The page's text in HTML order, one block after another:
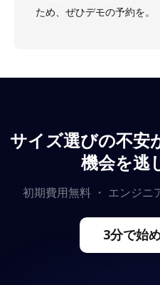
ため、ぜひデモの予約を。
サイズ選びの不安
機会を逃
初期費用無料 ・ エンジニ
3分で始